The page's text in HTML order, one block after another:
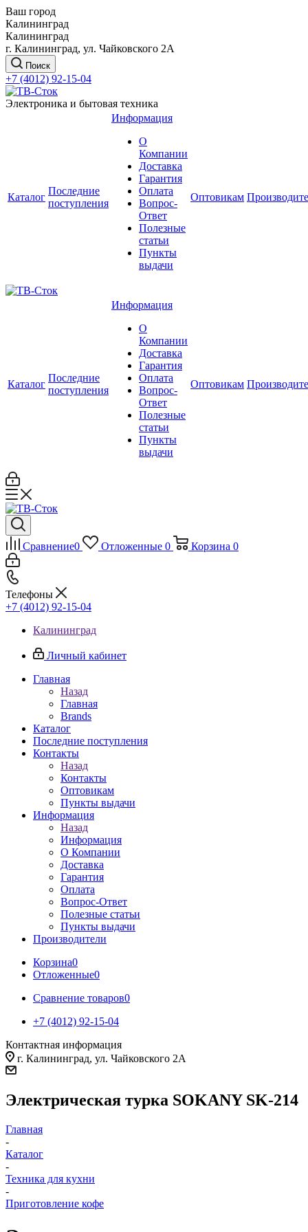
Ваш город
Калининград
Калининград
г. Калининград, ул. Чайковского 2А
Поиск
+7 (4012) 92-15-04
Электроника и бытовая техника
Каталог
Последние
поступления
Информация
О
Компании
Доставка
Гарантия
Оплата
Вопрос-
Ответ
Полезные
статьи
Пункты
выдачи
Оптовикам
Каталог
Последние
поступления
Информация
О
Компании
Доставка
Гарантия
Оплата
Вопрос-
Ответ
Полезные
статьи
Пункты
выдачи
Оптовикам
Сравнение0 Отложенные 0 Корзина 0
Телефоны
+7 (4012) 92-15-04
Калининград
Личный кабинет
Главная
Назад
Главная
Brands
Каталог
Последние поступления
Контакты
Назад
Контакты
Оптовикам
Пункты выдачи
Информация
Назад
Информация
О Компании
Доставка
Гарантия
Оплата
Вопрос-Ответ
Полезные статьи
Пункты выдачи
Производители
Корзина0
Отложенные0
Сравнение товаров0
+7 (4012) 92-15-04
Контактная информация
г. Калининград, ул. Чайковского 2А
Электрическая турка SOKANY SK-214
Главная
-
Каталог
-
Техника для кухни
-
Приготовление кофе